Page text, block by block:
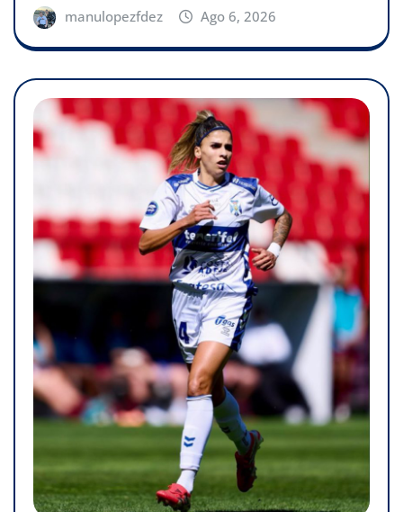
manulopezfdez Ago 6, 2026